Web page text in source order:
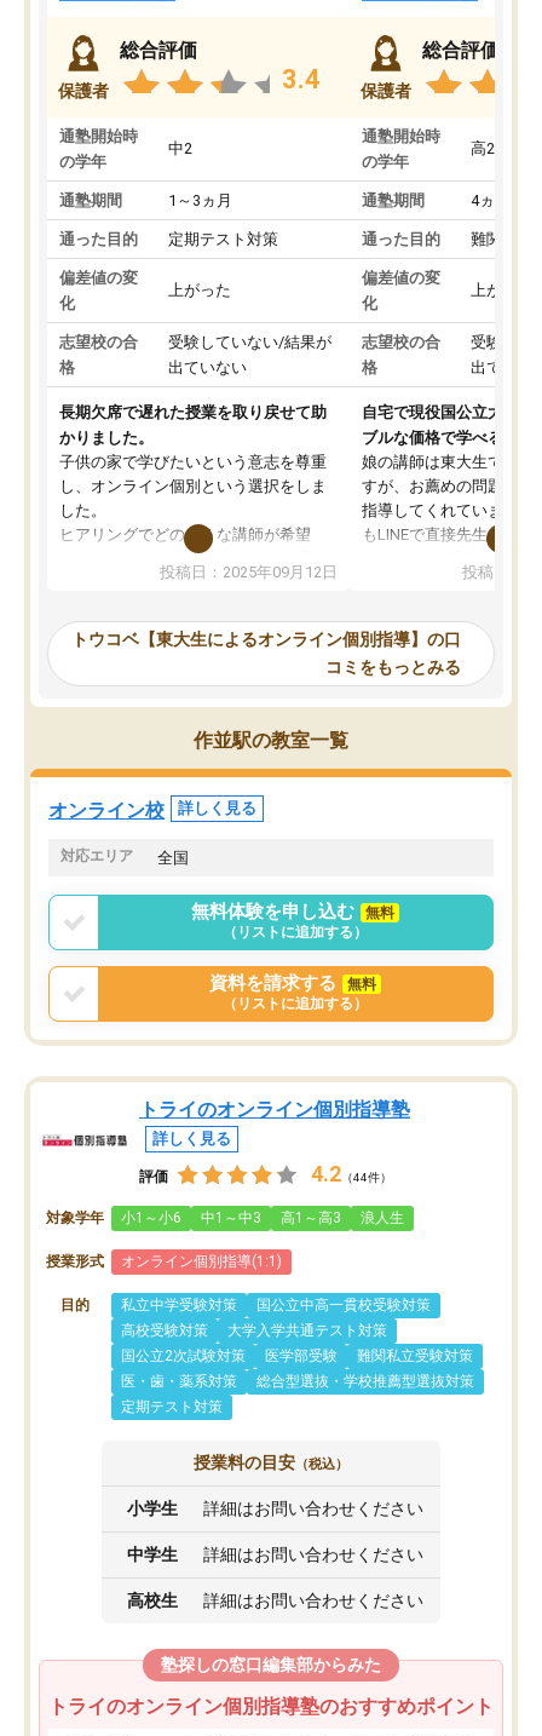
保護者
総合評価
3.4
通塾開始時
の学年
中2
通塾期間 1～3ヵ月
通った目的 定期テスト対策
偏差値の変
化
上がった
志望校の合
格
受験していない/結果が
出ていない
長期欠席で遅れた授業を取り戻せて助
かりました。
子供の家で学びたいという意志を尊重
し、オンライン個別という選択をしま
した。
ヒアリングでどのような講師が希望
か、オプションは付帯するかなど選ぶ
事が出来ました。
ーティングを行い、その講師で良いか
見てから講師を決定する事ができま
す。
うちの子は、初回面談の講師の方で決
オンラインツールを使用した単語帳の
共有があり宿題もそちらで出される形
でした。
言う事で講師変更の申し出があり、あ
まりに短期での変更だった為、塾に通
う事にして退会しました。遅れも取り
戻せ、授業内容や講師の方は良かった
と思います。
投稿日：2025年09月12日
保護者
総合評価
通塾開始時
の学年
高2
通塾期間 4ヵ月～1
通った目的 難関私立
偏差値の変
化
上がった
志望校の合
格
受験して
出ていな
自宅で現役国公立大学生
ブルな価格で学べる
娘の講師は東大生では無
すが、お薦めの問題集や
指導してくれています。
もLINEで直接先生に質問
めれるので、個人に合
いなのがあり(有料)、受
ことをどんなスケジュー
くか相談したのですが、
ち期待したものではなく
くなってきたようなので
投稿日：
トウコベ【東大生によるオンライン個別指導】の口
コミをもっとみる
作並駅の教室一覧
オンライン校 詳しく見る
対応エリア 全国
無料体験を申し込む
無料
（リストに追加する）
資料を請求する
無料
（リストに追加する）
トライのオンライン個別指導塾
詳しく見る
評価 4.2 （44件）
対象学年 小1～小6 中1～中3 高1～高3 浪人生
授業形式 オンライン個別指導(1:1)
目的 私立中学受験対策
国公立中高一貫校受験対策
高校受験対策
大学入学共通テスト対策
国公立2次試験対策
医学部受験
難関私立受験対策
医・歯・薬系対策
総合型選抜・学校推薦型選抜対策
定期テスト対策
授業料の目安 （税込）
小学生 詳細はお問い合わせください
中学生 詳細はお問い合わせください
高校生 詳細はお問い合わせください
塾探しの窓口編集部からみた
トライのオンライン個別指導塾のおすすめポイント